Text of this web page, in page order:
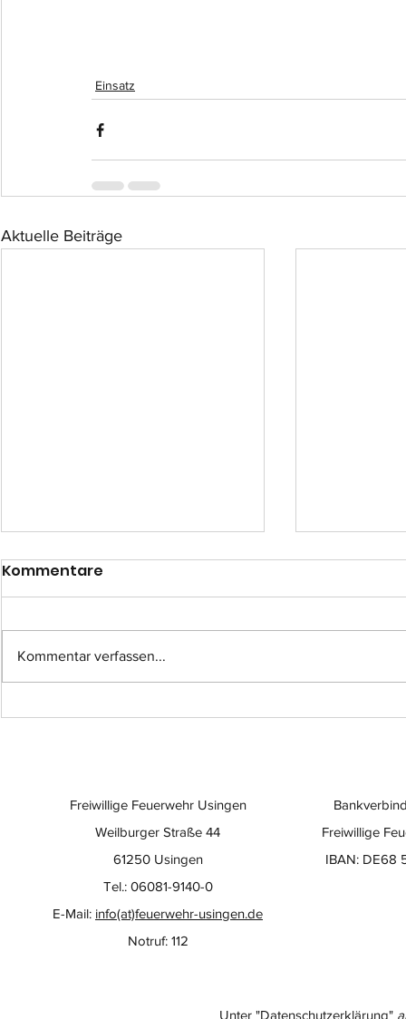
Einsatz
Aktuelle Beiträge
Einsatz-Nr.: 057
Kommentare
Kommentar verfassen...
Freiwillige
IBAN: DE68
Freiwillige Feuerwehr Usingen
Weilburger Straße 44
61250 Usingen
Tel.: 06081-9140-0
E-Mail: info(at)feuerwehr-usingen.de
Notruf: 112
Unter "Datenschutzerklärung"